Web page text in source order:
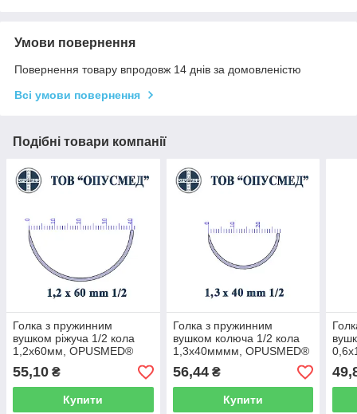
Умови повернення
Повернення товару впродовж 14 днів за домовленістю
Всі умови повернення
Подібні товари компанії
Голка з пружинним
вушком ріжуча 1/2 кола
1,2х60мм, OPUSMED®
(Голка хірургічна з
пружинним вушком)
55,10 ₴
Купити
Голка з пружинним
вушком колюча 1/2 кола
1,3х40мммм, OPUSMED®
(Голка хірургічна з
пружинним вушком)
56,44₴
Купити